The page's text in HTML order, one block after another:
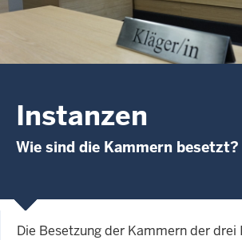
Instanzen
Wie sind die Kammern besetzt?
Die Besetzung der Kammern der drei